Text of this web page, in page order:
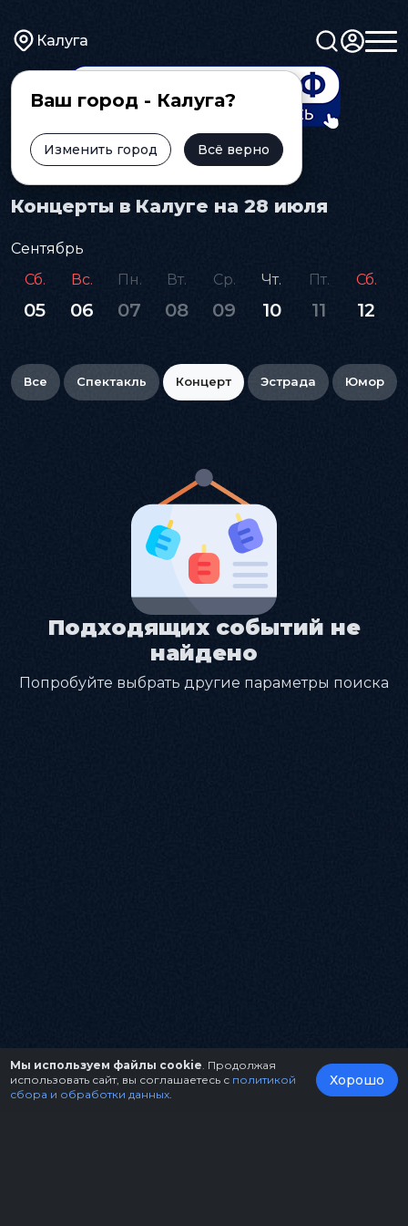
Калуга
Ваш город - Калуга?
Изменить город Всё верно
Главная Афиша Концерт
Концерты в Калуге на 28 июля
Сентябрь
Сб.
05
Вс.
06
Пн.
07
Вт.
08
Ср.
09
Чт.
10
Пт.
11
Сб.
12
Все Спектакль Концерт Эстрада Юмор
Подходящих событий не
найдено
Попробуйте выбрать другие параметры поиска
Мы используем файлы cookie . Продолжая
использовать сайт, вы соглашаетесь с политикой
сбора и обработки данных
Хорошо